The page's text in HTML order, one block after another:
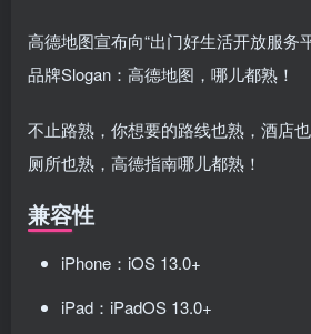
高德地图宣布向“出门好生活开放服务
品牌Slogan：高德地图，哪儿都熟！
不止路熟，你想要的路线也熟，酒店
厕所也熟，高德指南哪儿都熟！
兼容性
iPhone：iOS 13.0+
iPad：iPadOS 13.0+